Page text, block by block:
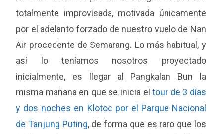
totalmente improvisada, motivada únicamente
por el adelanto forzado de nuestro vuelo de Nan
Air procedente de Semarang. Lo más habitual, y
así lo teníamos nosotros proyectado
inicialmente, es llegar al Pangkalan Bun la
misma mañana en que se inicia eltour de 3 días
y dos noches en Klotoc por el Parque Nacional
de Tanjung Puting, de forma que es raro que los